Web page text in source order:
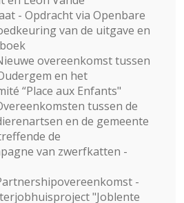
- Opdracht via Openbare
van de uitgave en
overeenkomst tussen
en het
“Place aux Enfants"
tussen de
en de gemeente
de
van zwerfkatten -
-
"Joblente